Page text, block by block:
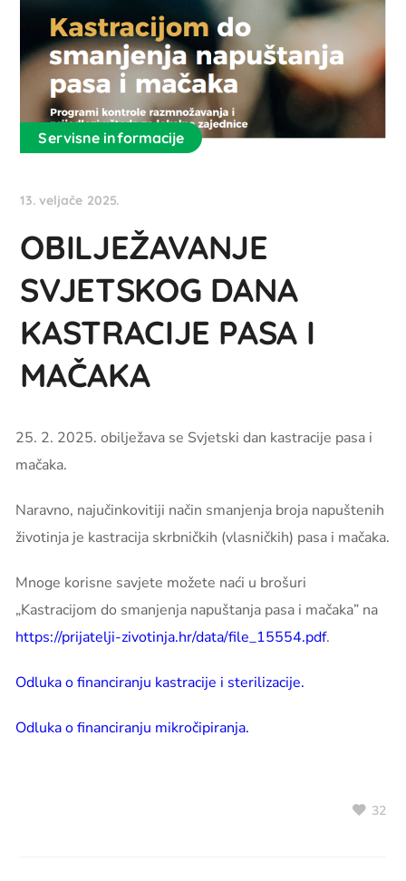
Servisne informacije
13. veljače 2025.
OBILJEŽAVANJE
SVJETSKOG DANA
KASTRACIJE PASA I
MAČAKA
25. 2. 2025. obilježava se Svjetski dan kastracije pasa i
mačaka.
Naravno, najučinkovitiji način smanjenja broja napuštenih
životinja je kastracija skrbničkih (vlasničkih) pasa i mačaka.
Mnoge korisne savjete možete naći u brošuri
„Kastracijom do smanjenja napuštanja pasa i mačaka” na
https://prijatelji-zivotinja.hr/data/file_15554.pdf.
Odluka o financiranju kastracije i sterilizacije.
Odluka o financiranju mikročipiranja.
32